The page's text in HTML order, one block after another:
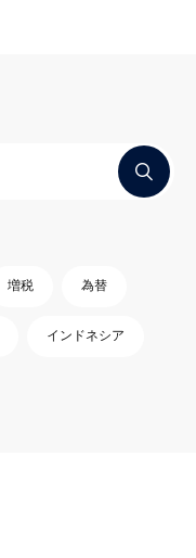
増税 為替
インドネシア